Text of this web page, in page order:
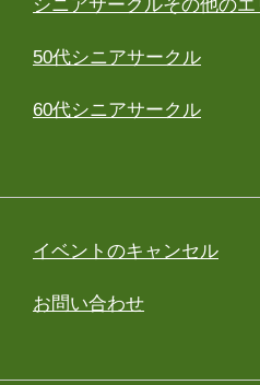
シニアサークルその他のエ
50代シニアサークル
60代シニアサークル
イベントのキャンセル
お問い合わせ